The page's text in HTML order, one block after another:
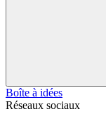
Boîte à idées
Réseaux sociaux